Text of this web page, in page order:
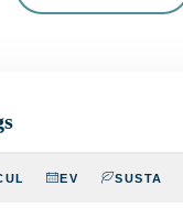
EVENTS